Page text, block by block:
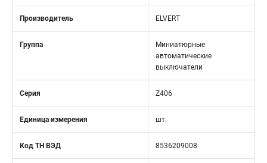
Производитель ELVERT
Группа
Миниатюрные
автоматические
выключатели
Серия Z406
Единица измерения шт.
Код ТН ВЭД 8536209008